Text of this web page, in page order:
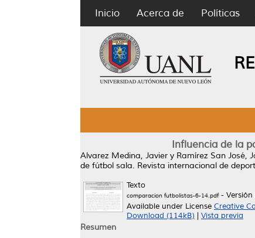
Inicio Acerca de Políticas
Influencia de la
Alvarez Medina, Javier y Ramírez San José,
de fútbol sala. Revista internacional de
Texto
comparacion futbolistas-6-14.pdf- Versión
Available under License Creative
Download (114kB)
Vista previa
Resumen